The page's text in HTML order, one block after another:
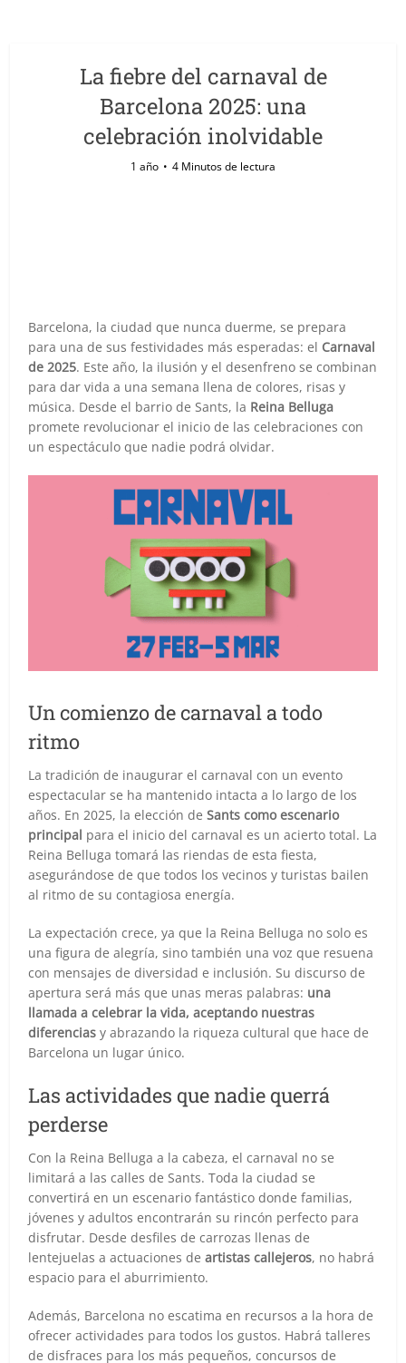
La fiebre del carnaval de
Barcelona 2025: una
celebración inolvidable
1 año 4 Minutos de lectura
Barcelona, la ciudad que nunca duerme, se prepara
para una de sus festividades más esperadas: el Carnaval
de 2025. Este año, la ilusión y el desenfreno se combinan
para dar vida a una semana llena de colores, risas y
música. Desde el barrio de Sants, la Reina Belluga
promete revolucionar el inicio de las celebraciones con
un espectáculo que nadie podrá olvidar.
Un comienzo de carnaval a todo
ritmo
La tradición de inaugurar el carnaval con un evento
espectacular se ha mantenido intacta a lo largo de los
años. En 2025, la elección deSants como escenario
principal para el inicio del carnaval es un acierto total. La
Reina Belluga tomará las riendas de esta fiesta,
asegurándose de que todos los vecinos y turistas bailen
al ritmo de su contagiosa energía.
La expectación crece, ya que la Reina Belluga no solo es
una figura de alegría, sino también una voz que resuena
con mensajes de diversidad e inclusión. Su discurso de
apertura será más que unas meras palabras: una
llamada a celebrar la vida, aceptando nuestras
diferencias y abrazando la riqueza cultural que hace de
Barcelona un lugar único.
Las actividades que nadie querrá
perderse
Con la Reina Belluga a la cabeza, el carnaval no se
limitará a las calles de Sants. Toda la ciudad se
convertirá en un escenario fantástico donde familias,
jóvenes y adultos encontrarán su rincón perfecto para
disfrutar. Desde desfiles de carrozas llenas de
lentejuelas a actuaciones deartistas callejeros, no habrá
espacio para el aburrimiento.
Además, Barcelona no escatima en recursos a la hora de
ofrecer actividades para todos los gustos. Habrá talleres
de disfraces para los más pequeños, concursos de